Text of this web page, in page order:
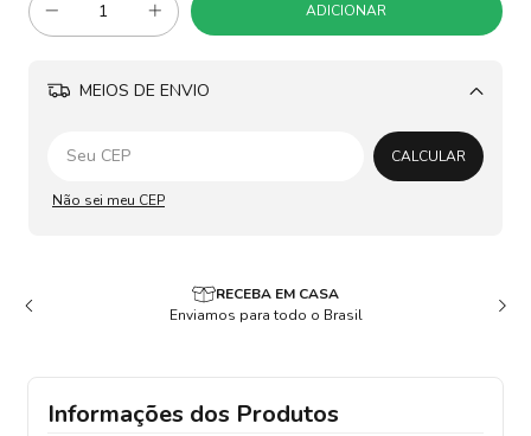
MEIOS DE ENVIO
Alterar CEP
CALCULAR
Não sei meu CEP
LOJA 100% SEGURA
Dados seguros e criptografado
Informações dos Produtos